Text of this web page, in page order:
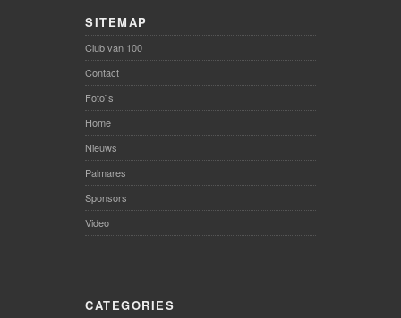
SITEMAP
Club van 100
Contact
Foto`s
Home
Nieuws
Palmares
Sponsors
Video
CATEGORIES